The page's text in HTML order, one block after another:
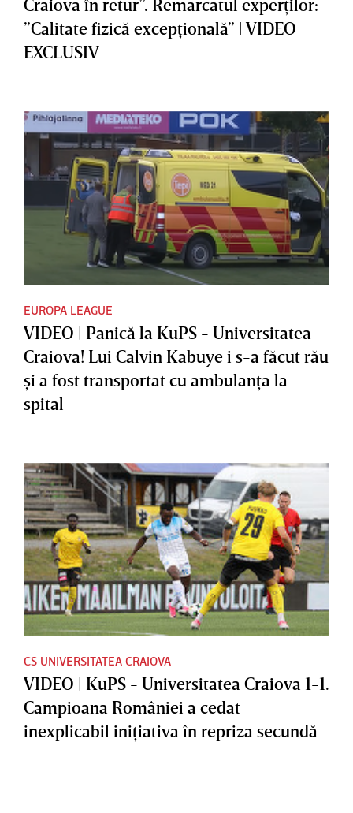
Craiova în retur”. Remarcatul experţilor:
”Calitate fizică excepţională” | VIDEO
EXCLUSIV
EUROPA LEAGUE
VIDEO | Panică la KuPS - Universitatea
Craiova! Lui Calvin Kabuye i s-a făcut rău
şi a fost transportat cu ambulanţa la
spital
CS UNIVERSITATEA CRAIOVA
VIDEO | KuPS - Universitatea Craiova 1-1.
Campioana României a cedat
inexplicabil iniţiativa în repriza secundă